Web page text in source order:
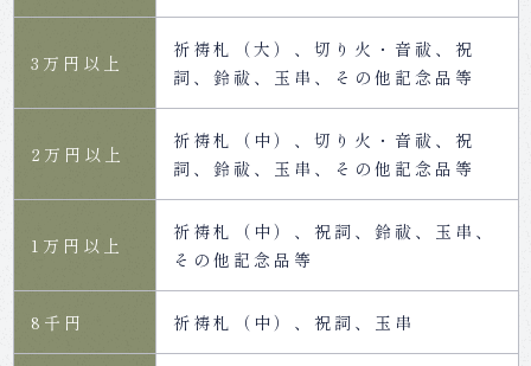
3万円以上
祈祷札（大）、切り火・音祓、祝
詞、鈴祓、玉串、その他記念品等
2万円以上
祈祷札（中）、切り火・音祓、祝
詞、鈴祓、玉串、その他記念品等
1万円以上
祈祷札（中）、祝詞、鈴祓、玉串、
その他記念品等
8千円 祈祷札（中）、祝詞、玉串